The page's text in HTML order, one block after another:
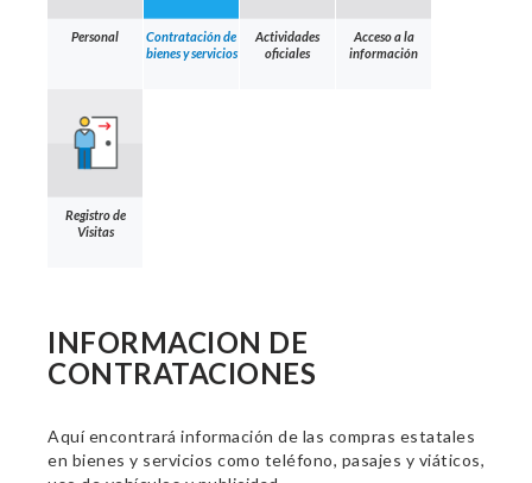
Personal
Contratación de
bienes y servicios
Actividades
oficiales
Acceso a la
información
Registro de
Visitas
INFORMACION DE
CONTRATACIONES
Aquí encontrará información de las compras estatales
en bienes y servicios como teléfono, pasajes y viáticos,